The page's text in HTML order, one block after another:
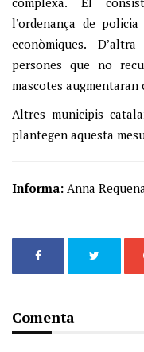
l’ordenança de
econòmiques.
persones que no
mascotes augmentaran
Altres municipis
plantegen aquesta
Informa: Anna
Comenta